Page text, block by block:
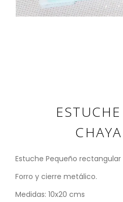
Estuche Pequeño rectangular
Forro y cierre metálico.
Medidas: 10x20 cms